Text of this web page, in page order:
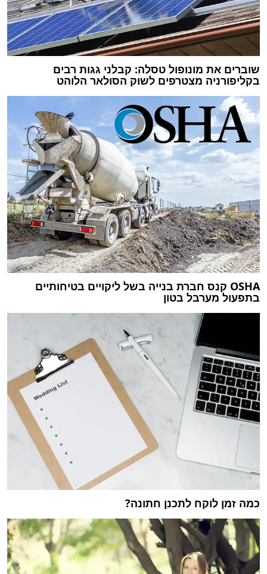
שוברים את מונופול טסלה: קבלני גגות רבים
בקליפורניה מצטרפים לשוק הסולאר הלוהט
OSHA קנס חברת בנייה בשל ליקויים בטיחותיים
בתפעול מערבל בטון
כמה זמן לוקח לתכנן חתונה?